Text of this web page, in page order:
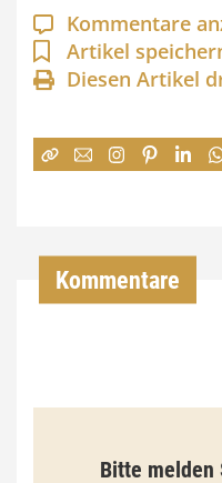
:
i
Kommentare
Artikel
Diesen Artikel
Kommentare
Bitte melden